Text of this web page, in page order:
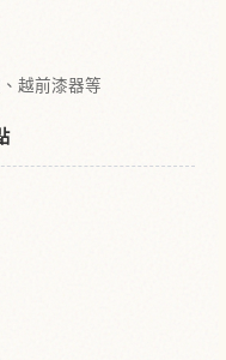
越前漆器等